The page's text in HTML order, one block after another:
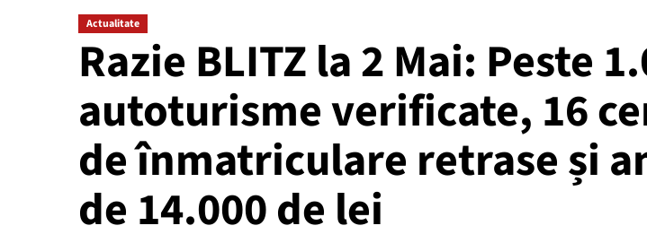
Actualitate
Razie BLITZ la 2 Mai: Peste
autoturisme verificate, 16
de înmatriculare retrase și
de 14.000 de lei